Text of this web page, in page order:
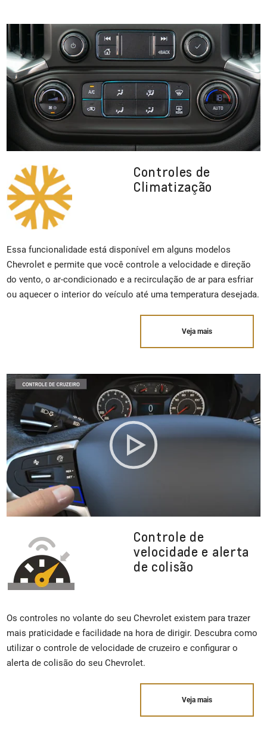
Controles de
Climatização
Essa funcionalidade está disponível em alguns modelos
Chevrolet e permite que você controle a velocidade e direção
do vento, o ar-condicionado e a recirculação de ar para esfriar
ou aquecer o interior do veículo até uma temperatura desejada.
Veja mais
Controle de
velocidade e alerta
de colisão
Os controles no volante do seu Chevrolet existem para trazer
mais praticidade e facilidade na hora de dirigir. Descubra como
utilizar o controle de velocidade de cruzeiro e configurar o
alerta de colisão do seu Chevrolet.
Veja mais